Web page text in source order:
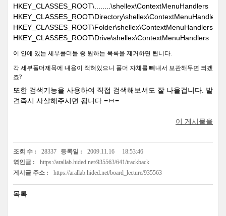
HKEY_CLASSES_ROOT\........\shellex\ContextMenuHandlers
HKEY_CLASSES_ROOT\Directory\shellex\ContextMenuHandlers
HKEY_CLASSES_ROOT\Folder\shellex\ContextMenuHandlers
HKEY_CLASSES_ROOT\Drive\shellex\ContextMenuHandlers
이 안에 있는 세부폴더들 중 원하는 목록을 제거하면 됩니다.
각 세부폴더제목에 내용이 적혀있으니 폴더 자체를 빼내서 보관해두면 되겠
죠?
또한 검색기능을 사용하여 직접 검색해보셔도 잘 나올겁니다. 발
견즉시 사살해주시면 됩니다 =ㅂ=
이 게시물을
조회 수 : 28337 등록일 : 2009.11.16
18:53:46
엮인글 :
https://arallab.hided.net/935563/641/trackback
게시글 주소 :
https://arallab.hided.net/board_lecture/935563
목록